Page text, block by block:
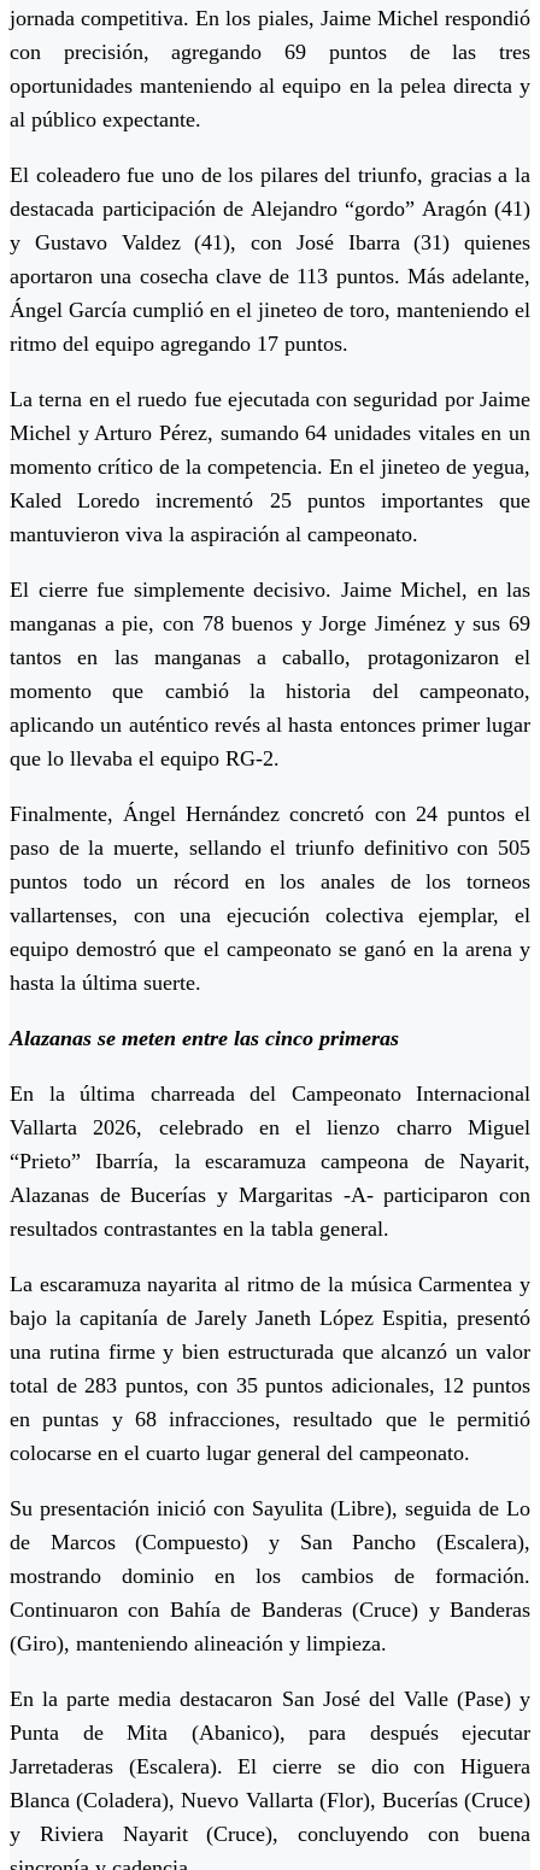
jornada competitiva. En los piales, Jaime Michel respondió
con precisión, agregando 69 puntos de las tres
oportunidades manteniendo al equipo en la pelea directa y
al público expectante.
El coleadero fue uno de los pilares del triunfo, gracias a la
destacada participación de Alejandro “gordo” Aragón (41)
y Gustavo Valdez (41), con José Ibarra (31) quienes
aportaron una cosecha clave de 113 puntos. Más adelante,
Ángel García cumplió en el jineteo de toro, manteniendo el
ritmo del equipo agregando 17 puntos.
La terna en el ruedo fue ejecutada con seguridad por Jaime
Michel y Arturo Pérez, sumando 64 unidades vitales en un
momento crítico de la competencia. En el jineteo de yegua,
Kaled Loredo incrementó 25 puntos importantes que
mantuvieron viva la aspiración al campeonato.
El cierre fue simplemente decisivo. Jaime Michel, en las
manganas a pie, con 78 buenos y Jorge Jiménez y sus 69
tantos en las manganas a caballo, protagonizaron el
momento que cambió la historia del campeonato,
aplicando un auténtico revés al hasta entonces primer lugar
que lo llevaba el equipo RG-2.
Finalmente, Ángel Hernández concretó con 24 puntos el
paso de la muerte, sellando el triunfo definitivo con 505
puntos todo un récord en los anales de los torneos
vallartenses, con una ejecución colectiva ejemplar, el
equipo demostró que el campeonato se ganó en la arena y
hasta la última suerte.
Alazanas se meten entre las cinco primeras
En la última charreada del Campeonato Internacional
Vallarta 2026, celebrado en el lienzo charro Miguel
“Prieto” Ibarría, la escaramuza campeona de Nayarit,
Alazanas de Bucerías y Margaritas -A- participaron con
resultados contrastantes en la tabla general.
La escaramuza nayarita al ritmo de la música Carmentea y
bajo la capitanía de Jarely Janeth López Espitia, presentó
una rutina firme y bien estructurada que alcanzó un valor
total de 283 puntos, con 35 puntos adicionales, 12 puntos
en puntas y 68 infracciones, resultado que le permitió
colocarse en el cuarto lugar general del campeonato.
Su presentación inició con Sayulita (Libre), seguida de Lo
de Marcos (Compuesto) y San Pancho (Escalera),
mostrando dominio en los cambios de formación.
Continuaron con Bahía de Banderas (Cruce) y Banderas
(Giro), manteniendo alineación y limpieza.
En la parte media destacaron San José del Valle (Pase) y
Punta de Mita (Abanico), para después ejecutar
Jarretaderas (Escalera). El cierre se dio con Higuera
Blanca (Coladera), Nuevo Vallarta (Flor), Bucerías (Cruce)
y Riviera Nayarit (Cruce), concluyendo con buena